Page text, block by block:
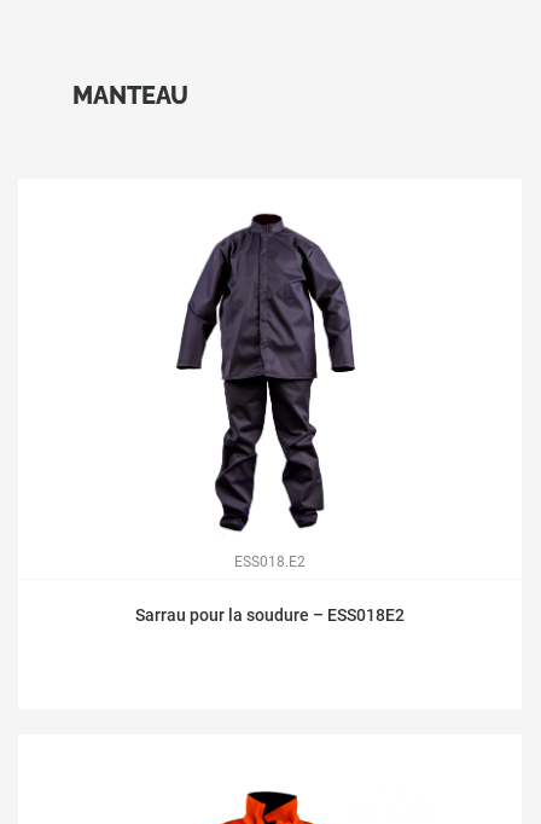
MANTEAU
ESS018.E2
Sarrau pour la soudure – ESS018E2